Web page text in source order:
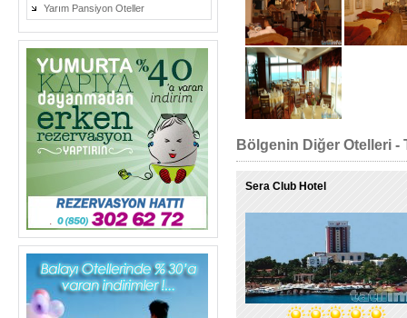
Yarım Pansiyon Oteller
Bölgenin Diğer Otelleri -
Sera Club Hotel